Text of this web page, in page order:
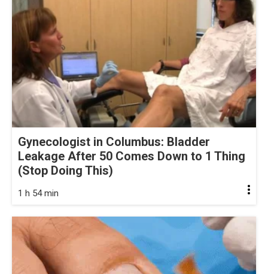
Gynecologist in Columbus: Bladder
Leakage After 50 Comes Down to 1 Thing
(Stop Doing This)
1 h 54 min